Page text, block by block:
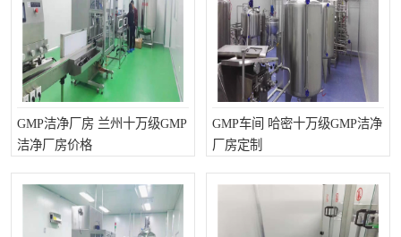
GMP洁净厂房 兰州十万级GMP
洁净厂房价格
GMP车间 哈密十万级GMP洁净
厂房定制